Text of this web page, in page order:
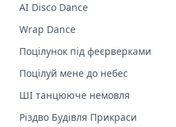
AI Disco Dance
Wrap Dance
Поцілунок під феєрверками
Поцілуй мене до небес
ШІ танцююче немовля
Різдво Будівля Прикраси